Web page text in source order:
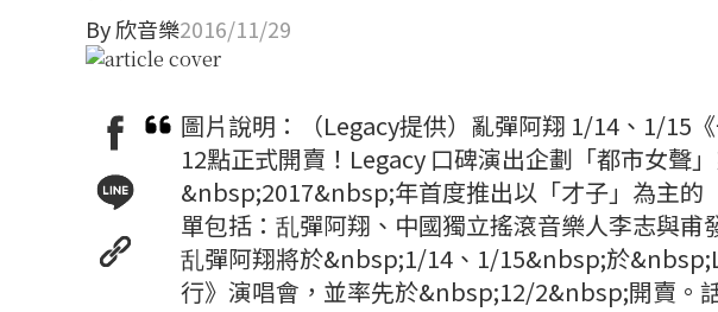
By欣音樂2016/11/29
圖片說明：（Legacy提供）亂彈阿翔 1/14、1/15
12點正式開賣！Legacy 口碑演出企劃「都市女聲
&nbsp;2017&nbsp;年首度推出以「才子」為主的
單包括：乱彈阿翔、中國獨立搖滾音樂人李志與
乱彈阿翔將於&nbsp;1/14、1/15&nbsp;於
行》演唱會，並率先於&nbsp;12/2&nbsp;開賣。